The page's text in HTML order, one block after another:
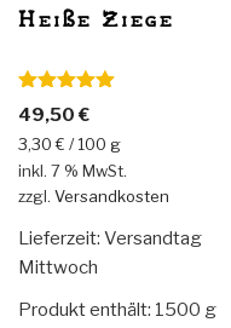
Heiße Ziege
Bewertet
mit5.00
von 5
49,50 €
3,30€ /100 g
inkl. 7 % MwSt.
zzgl. Versandkosten
Lieferzeit: Versandtag
Mittwoch
Produkt enthält: 1500 g